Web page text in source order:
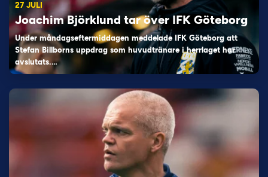
27 JULI
Joachim Björklund tar över IFK Göteborg
Under måndagseftermiddagen meddelade IFK Göteborg att
Stefan Billborns uppdrag som huvudtränare i herrlaget har
avslutats.…